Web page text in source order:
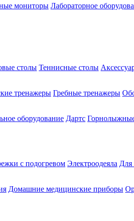
мониторы Лабораторное
столы Теннисные столы
тренажеры Гребные тренажеры
оборудование Дартс
с подогревом Электроодеяла Для
Домашние медицинские приборы